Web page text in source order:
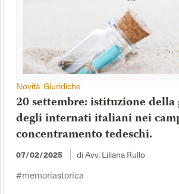
Novità Giuridiche
20 settembre: istituzione
degli internati italiani nei
concentramento tedeschi.
07/02/2025 di Avv. Liliana Rullo
#memoriastorica